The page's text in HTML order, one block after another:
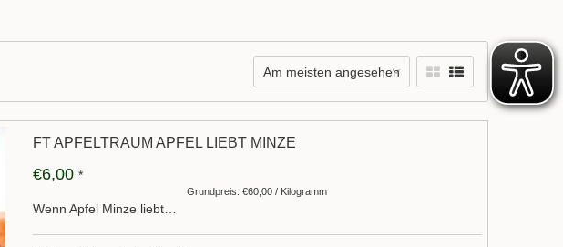
Am meisten angesehen
FT APFELTRAUM APFEL LIEBT MINZE
€6,00 *
Grundpreis: €60,00 / Kilogramm
Wenn Apfel Minze liebt…